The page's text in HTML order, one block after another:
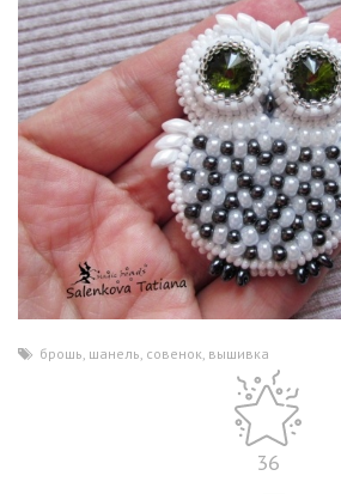
брошь, шанель, совенок, вышивка
36